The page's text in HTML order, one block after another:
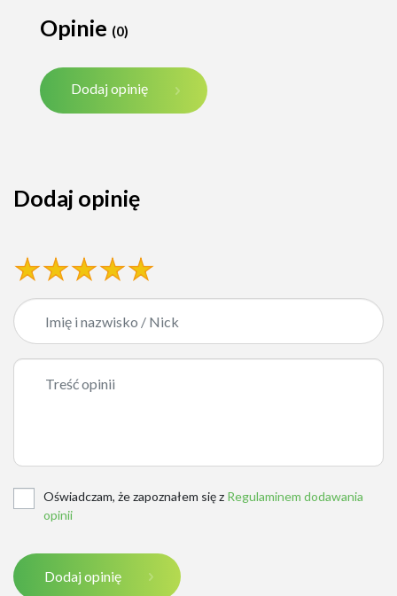
Opinie (0)
Dodaj opinię
Dodaj opinię
Oświadczam, że zapoznałem się z Regulaminem dodawania
opinii
Dodaj opinię